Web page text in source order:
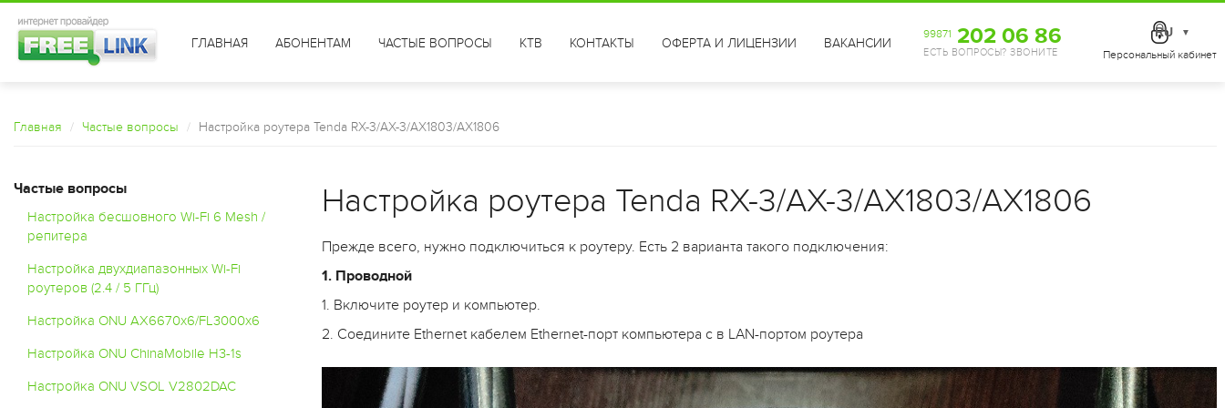
ГЛАВНАЯ АБОНЕНТАМ ЧАСТЫЕ ВОПРОСЫ КТВ КОНТАКТЫ ОФЕРТА И ЛИЦЕНЗИИ ВАКАНСИИ
99871 202 06 86
ЕСТЬ ВОПРОСЫ? ЗВОНИТЕ Персональный кабинет
RU ▼
Главная Частые вопросы Настройка роутера Tenda RX-3/AX-3/AX1803/AX1806
Частые вопросы
Настройка бесшовного Wi-Fi 6 Mesh /
репитера
Настройка двухдиапазонных Wi-Fi
роутеров (2.4 / 5 ГГц)
Настройка ONU AX6670x6/FL3000x6
Настройка ONU ChinaMobile H3-1s
Настройка ONU VSOL V2802DAC
Настройка роутера Tenda RX-3/AX-3/AX1803/AX1806
Прежде всего, нужно подключиться к роутеру. Есть 2 варианта такого подключения:
1. Проводной
1. Включите роутер и компьютер.
2. Соедините Ethernet кабелем Ethernet-порт компьютера с в LAN-портом роутера